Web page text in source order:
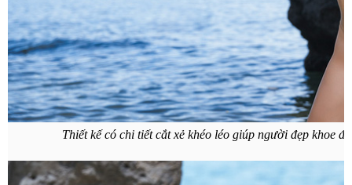
Thiết kế có chi tiết cắt xẻ khéo léo giúp người đẹp khoe